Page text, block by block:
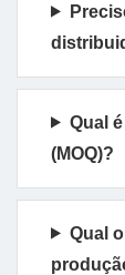
Qual
(MOQ)?
Qual